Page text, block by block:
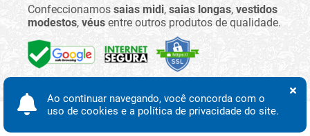
Confeccionamos saias midi, saias longas, vestidos
modestos, véus entre outros produtos de qualidade.
50.313.193 Fernanda Aparecida Boaventura de
Ao continuar navegando, você concorda com o
uso de cookies e a política de privacidade do site.